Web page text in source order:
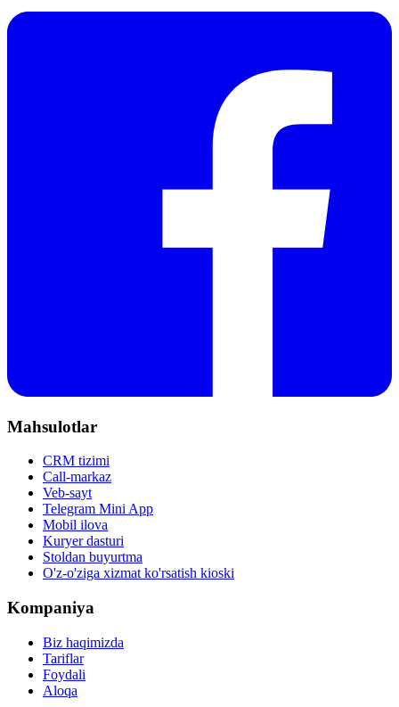
Mahsulotlar
CRM tizimi
Call-markaz
Veb-sayt
Telegram Mini App
Mobil ilova
Kuryer dasturi
Stoldan buyurtma
O'z-o'ziga xizmat ko'rsatish kioski
Kompaniya
Biz haqimizda
Tariflar
Foydali
Aloqa